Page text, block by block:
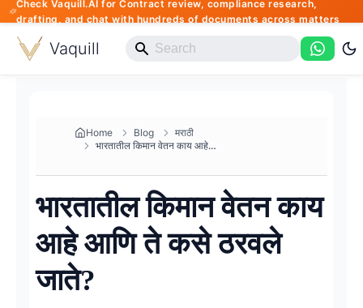
Check Vaquill.AI for Contract review, compliance research,
drafting, and chat with hundreds of documents across matters
Vaquill
Home Blog
मराठी
भारतातील किमान वेतन काय आहे आण...
भारतातील किमान वेतन काय
आहे आणि ते कसे ठरवले
जाते?